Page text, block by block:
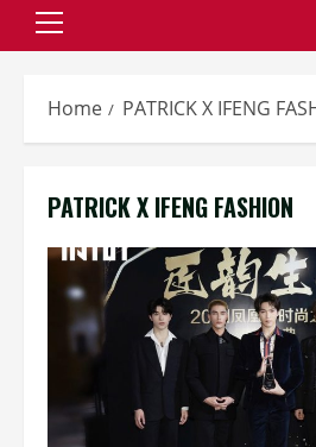
Primary
Home PATRICK X IFENG
PATRICK X IFENG FASHION